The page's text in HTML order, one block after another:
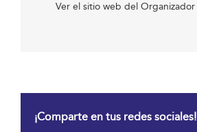
Ver el sitio web del Organizador
¡Comparte en tus redes sociales!